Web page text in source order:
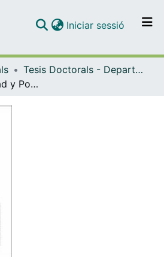
Navega per tot el DD
Iniciar sessió (current)
Tesis Doctorals - Departament - Història de la Filosofia, Estètica i Filosofia de la Cultura
Naturaleza, Verdad y Poesía en William Wordsworth. La imaginación romántica como fundamento para un modelo estético del conocimiento y del saber.